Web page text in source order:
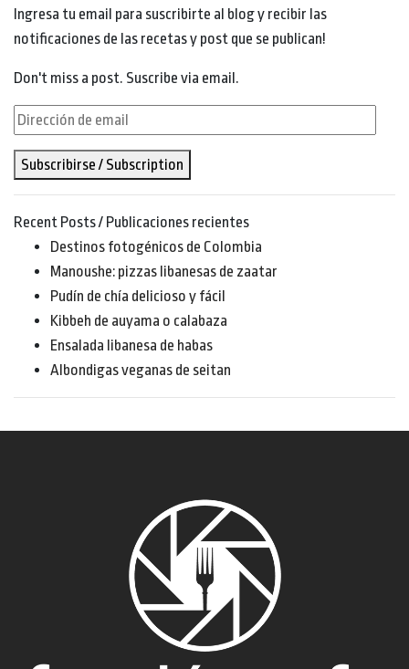
Ingresa tu email para suscribirte al blog y recibir las
notificaciones de las recetas y post que se publican!
Don't miss a post. Suscribe via email.
Dirección
email
Subscribirse / Subscription
Recent Posts / Publicaciones recientes
Destinos fotogénicos de Colombia
Manoushe: pizzas libanesas de zaatar
Pudín de chía delicioso y fácil
Kibbeh de auyama o calabaza
Ensalada libanesa de habas
Albondigas veganas de seitan